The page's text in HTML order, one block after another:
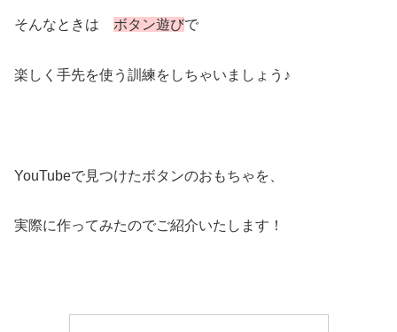
そんなときは ボタン遊びで
楽しく手先を使う訓練をしちゃいましょう♪
YouTubeで見つけたボタンのおもちゃを、
実際に作ってみたのでご紹介いたします！